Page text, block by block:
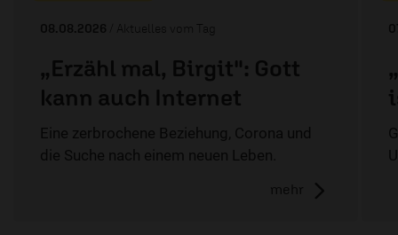
08.08.2026 / Aktuelles vom Tag
„Erzähl mal, Birgit": Gott
kann auch Internet
Eine zerbrochene Beziehung, Corona und
die Suche nach einem neuen Leben.
mehr